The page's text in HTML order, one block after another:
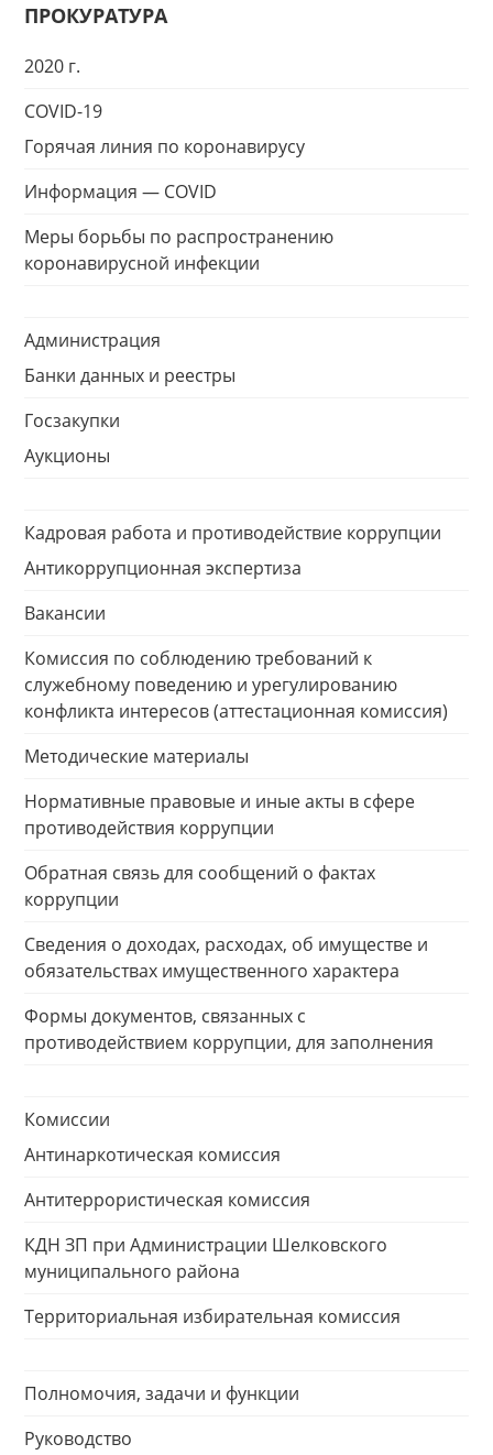
ПРОКУРАТУРА
2020 г.
COVID-19
Горячая линия по коронавирусу
Информация — COVID
Меры борьбы по распространению
коронавирусной инфекции
Администрация
Банки данных и реестры
Госзакупки
Аукционы
Кадровая работа и противодействие коррупции
Антикоррупционная экспертиза
Вакансии
Комиссия по соблюдению требований к
служебному поведению и урегулированию
конфликта интересов (аттестационная комиссия)
Методические материалы
Нормативные правовые и иные акты в сфере
противодействия коррупции
Обратная связь для сообщений о фактах
коррупции
Сведения о доходах, расходах, об имуществе и
обязательствах имущественного характера
Формы документов, связанных с
противодействием коррупции, для заполнения
Комиссии
Антинаркотическая комиссия
Антитеррористическая комиссия
КДН ЗП при Администрации Шелковского
муниципального района
Территориальная избирательная комиссия
Полномочия, задачи и функции
Руководство